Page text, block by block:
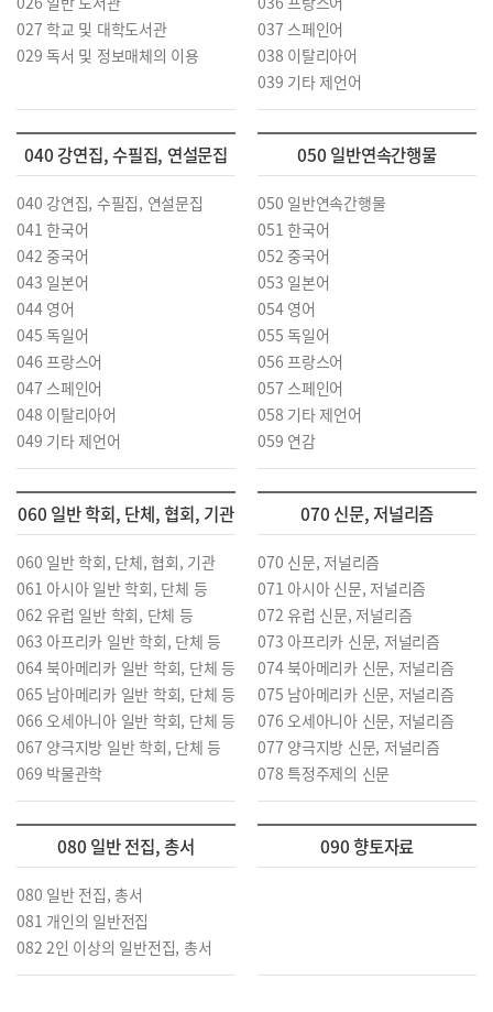
027 학교 및 대학도서관
029 독서 및 정보매체의 이용
037 스페인어
038 이탈리아어
039 기타 제언어
040 강연집, 수필집, 연설문집
040 강연집, 수필집, 연설문집
041 한국어
042 중국어
043 일본어
044 영어
045 독일어
046 프랑스어
047 스페인어
048 이탈리아어
049 기타 제언어
050 일반연속간행물
050 일반연속간행물
051 한국어
052 중국어
053 일본어
054 영어
055 독일어
056 프랑스어
057 스페인어
058 기타 제언어
059 연감
060 일반 학회, 단체, 협회, 기관
060 일반 학회, 단체, 협회, 기관
061 아시아 일반 학회, 단체 등
062 유럽 일반 학회, 단체 등
063 아프리카 일반 학회, 단체 등
064 북아메리카 일반 학회, 단체 등
065 남아메리카 일반 학회, 단체 등
066 오세아니아 일반 학회, 단체 등
067 양극지방 일반 학회, 단체 등
069 박물관학
070 신문, 저널리즘
070 신문, 저널리즘
071 아시아 신문, 저널리즘
072 유럽 신문, 저널리즘
073 아프리카 신문, 저널리즘
074 북아메리카 신문, 저널리즘
075 남아메리카 신문, 저널리즘
076 오세아니아 신문, 저널리즘
077 양극지방 신문, 저널리즘
078 특정주제의 신문
080 일반 전집, 총서
080 일반 전집, 총서
081 개인의 일반전집
082 2인 이상의 일반전집, 총서
090 향토자료